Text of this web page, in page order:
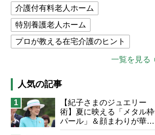
介護付有料老人ホーム
特別養護老人ホーム
プロが教える在宅介護のヒント
介護食
猫が母になつきません
息子の遠距離介護サバイバル術
兄がボケました
便利なサービス
一覧を見る
人気の記事
1
【紀子さまのジュエリー
術】夏に映える「メタル枠
パール」＆顔まわりが華や
ぐ「揺れる一粒」の使い分